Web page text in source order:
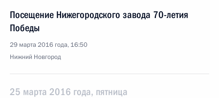
Посещение Нижегородского завода 70-летия
Победы
29 марта 2016 года, 16:50
Нижний Новгород
25 марта 2016 года, пятница